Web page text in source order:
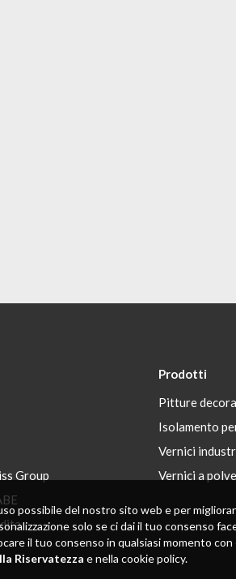
Group
Prodotti
Pitture
Isolamento
Vernici
Vernici a
possibile del nostro sito web e per
solo se ci dai il tuo consenso
il tuo consenso in qualsiasi momento
Riservatezza e nella cookie policy.